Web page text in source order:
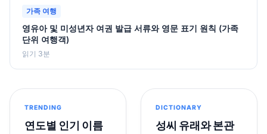
가족 여행
영유아 및 미성년자 여권 발급 서류와 영문 표기 원칙 (가족
단위 여행객)
읽기 3분
TRENDING
연도별 인기 이름
DICTIONARY
성씨 유래와 본관